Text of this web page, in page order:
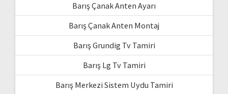
Barış Çanak Anten Ayarı
Barış Çanak Anten Montaj
Barış Grundig Tv Tamiri
Barış Lg Tv Tamiri
Barış Merkezi Sistem Uydu Tamiri